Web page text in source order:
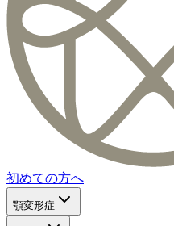
初めての方へ
顎変形症